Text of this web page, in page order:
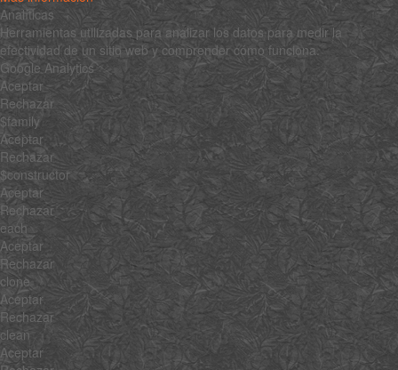
Analíticas
Herramientas utilizadas para analizar los datos para medir la
efectividad de un sitio web y comprender cómo funciona.
Google Analytics
Aceptar
Rechazar
$family
Aceptar
Rechazar
$constructor
Aceptar
Rechazar
each
Aceptar
Rechazar
clone
Aceptar
Rechazar
clean
Aceptar